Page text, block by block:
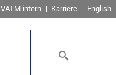
VATM intern Karriere English